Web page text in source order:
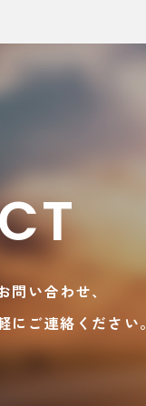
い合わせ、
ご連絡ください。